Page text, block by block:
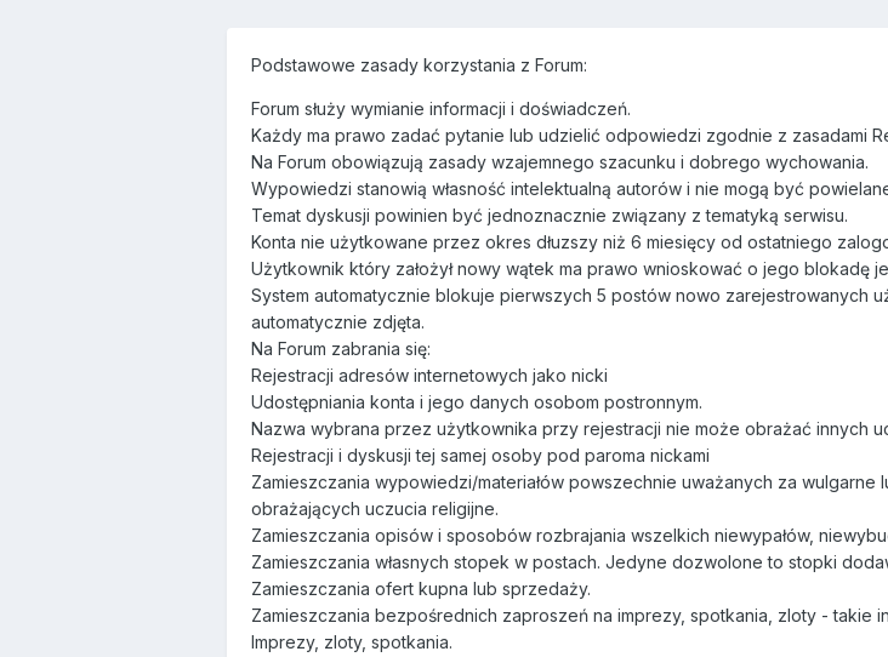
Podstawowe zasady korzystania z Forum:
Forum służy wymianie informacji i doświadczeń.
Każdy ma prawo zadać pytanie lub udzielić odpowiedzi zgodnie z zasadami
Na Forum obowiązują zasady wzajemnego szacunku i dobrego wychowania.
Wypowiedzi stanowią własność intelektualną autorów i nie mogą być
Temat dyskusji powinien być jednoznacznie związany z tematyką serwisu.
Konta nie użytkowane przez okres dłuzszy niż 6 miesięcy od ostatniego
Użytkownik który założył nowy wątek ma prawo wnioskować o jego blokadę
System automatycznie blokuje pierwszych 5 postów nowo zarejestrowanych
automatycznie zdjęta.
Na Forum zabrania się:
Rejestracji adresów internetowych jako nicki
Udostępniania konta i jego danych osobom postronnym.
Nazwa wybrana przez użytkownika przy rejestracji nie może obrażać innych
Rejestracji i dyskusji tej samej osoby pod paroma nickami
Zamieszczania wypowiedzi/materiałów powszechnie uważanych za
obrażających uczucia religijne.
Zamieszczania opisów i sposobów rozbrajania wszelkich niewypałów,
Zamieszczania własnych stopek w postach. Jedyne dozwolone to stopki
Zamieszczania ofert kupna lub sprzedaży.
Zamieszczania bezpośrednich zaproszeń na imprezy, spotkania, zloty - takie
Imprezy, zloty, spotkania.